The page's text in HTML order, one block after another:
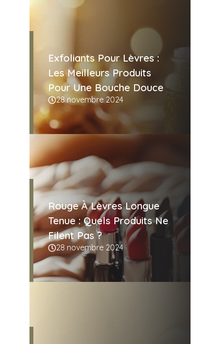
Exfoliants Pour Lèvres :
Les Meilleurs Produits
Pour Une Bouche Douce
28 novembre 2024
Rouge À Lèvres Longue
Tenue : Quels Produits Ne
Filent Pas ?
28 novembre 2024